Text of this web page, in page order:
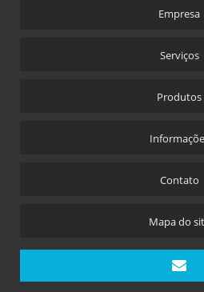
Empresa
Serviços
Produtos
Contato
Mapa do